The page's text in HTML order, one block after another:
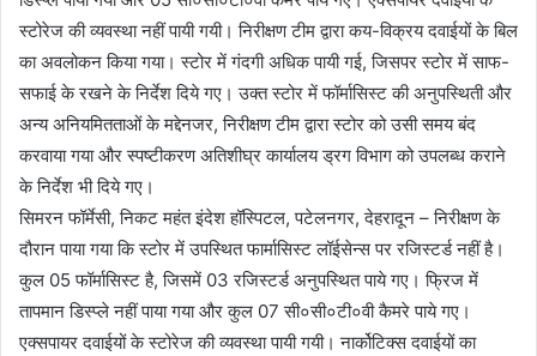
स्टोरेज की व्यवस्था नहीं पायी गयी। निरीक्षण टीम द्वारा कय-विक्रय दवाईयों के बिल
का अवलोकन किया गया। स्टोर में गंदगी अधिक पायी गई, जिसपर स्टोर में साफ-
सफाई के रखने के निर्देश दिये गए। उक्त स्टोर में फॉर्मासिस्ट की अनुपस्थिती और
अन्य अनियमितताओं के मद्देनजर, निरीक्षण टीम द्वारा स्टोर को उसी समय बंद
करवाया गया और स्पष्टीकरण अतिशीघ्र कार्यालय ड्रग विभाग को उपलब्ध कराने
के निर्देश भी दिये गए।
सिमरन फॉर्मेसी, निकट महंत इंदेश हॉस्पिटल, पटेलनगर, देहरादून – निरीक्षण के
दौरान पाया गया कि स्टोर में उपस्थित फार्मासिस्ट लॉईसेन्स पर रजिस्टर्ड नहीं है।
कुल 05 फॉर्मासिस्ट है, जिसमें 03 रजिस्टर्ड अनुपस्थित पाये गए। फ्रिज में
तापमान डिस्प्ले नहीं पाया गया और कुल 07 सी०सी०टी०वी कैमरे पाये गए।
एक्सपायर दवाईयों के स्टोरेज की व्यवस्था पायी गयी। नार्कोटिक्स दवाईयों का